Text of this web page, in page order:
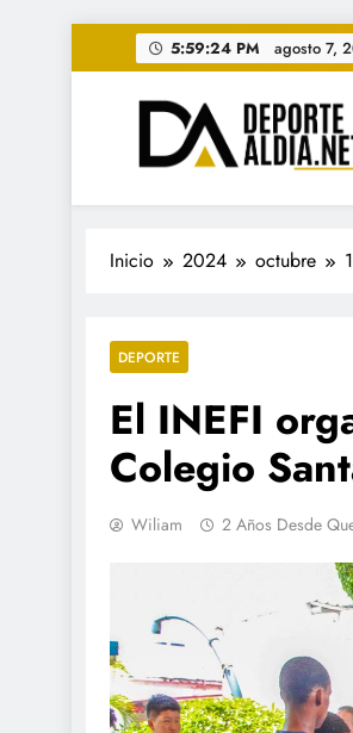
al
contenido
5:59:25 PM agosto 7,
•
www.deportealdia.net
Inicio 2024 octubre
DEPORTE
El INEFI
Colegio
Wiliam 2 Años Desde